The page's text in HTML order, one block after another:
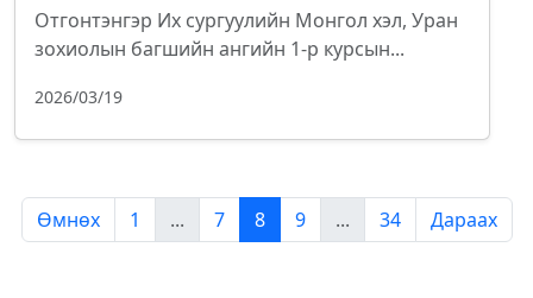
Отгонтэнгэр Их сургуулийн Монгол хэл, Уран
зохиолын багшийн ангийн 1-р курсын...
2026/03/19
Өмнөх 1 ... 7 8 9 ... 34 Дараах